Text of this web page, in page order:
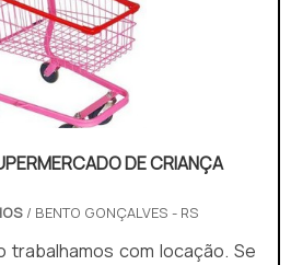
DE CRIANÇA
/ BENTO GONÇALVES - RS
com locação. Se